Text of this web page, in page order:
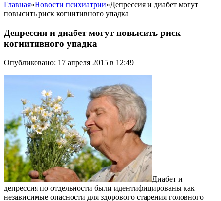
Главная»Новости психиатрии»Депрессия и диабет могут
повысить риск когнитивного упадка
Депрессия и диабет могут повысить риск
когнитивного упадка
Опубликовано: 17 апреля 2015 в 12:49
Диабет и
депрессия по отдельности были идентифицированы как
независимые опасности для здорового старения головного